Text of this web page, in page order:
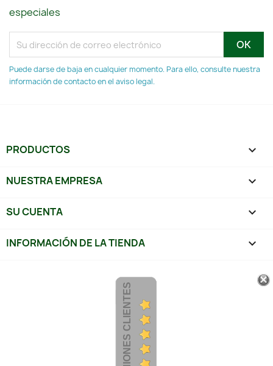
especiales
Puede darse de baja en cualquier momento. Para ello, consulte nuestra
información de contacto en el aviso legal.
PRODUCTOS 
NUESTRA EMPRESA 
SU CUENTA 
INFORMACIÓN DE LA TIENDA keyboard_arrow_down
OPINIONES CLIENTES